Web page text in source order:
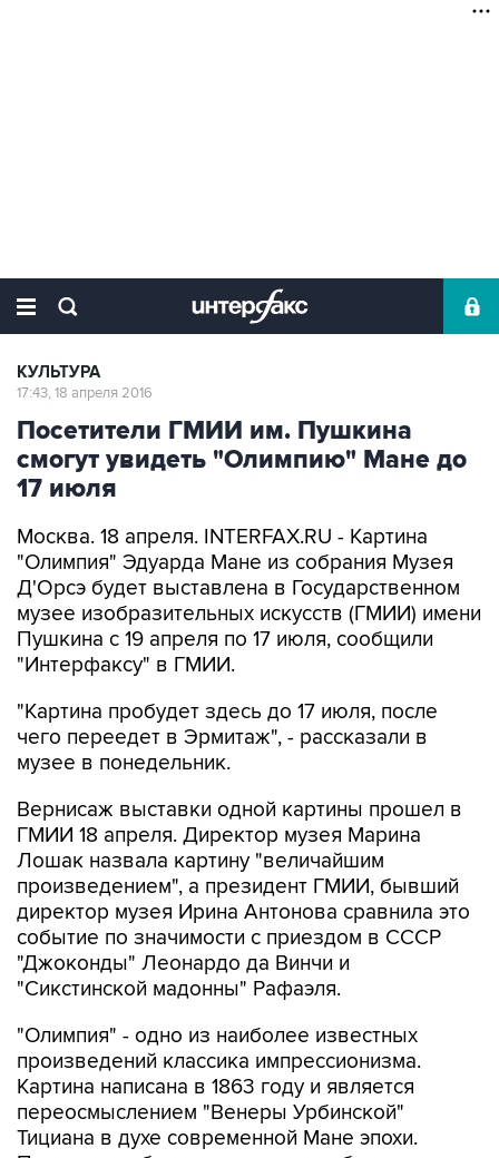
КУЛЬТУРА
17:43, 18 апреля 2016
Посетители ГМИИ им. Пушкина
смогут увидеть "Олимпию" Мане до
17 июля
Москва. 18 апреля. INTERFAX.RU - Картина
"Олимпия" Эдуарда Мане из собрания Музея
Д'Орсэ будет выставлена в Государственном
музее изобразительных искусств (ГМИИ) имени
Пушкина с 19 апреля по 17 июля, сообщили
"Интерфаксу" в ГМИИ.
"Картина пробудет здесь до 17 июля, после
чего переедет в Эрмитаж", - рассказали в
музее в понедельник.
Вернисаж выставки одной картины прошел в
ГМИИ 18 апреля. Директор музея Марина
Лошак назвала картину "величайшим
произведением", а президент ГМИИ, бывший
директор музея Ирина Антонова сравнила это
событие по значимости с приездом в СССР
"Джоконды" Леонардо да Винчи и
"Сикстинской мадонны" Рафаэля.
"Олимпия" - одно из наиболее известных
произведений классика импрессионизма.
Картина написана в 1863 году и является
переосмыслением "Венеры Урбинской"
Тициана в духе современной Мане эпохи.